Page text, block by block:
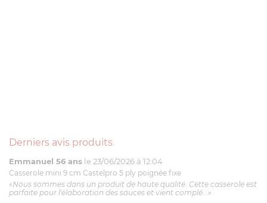
Derniers avis produits
Emmanuel 56 ans le 23/06/2026 à 12:04
Casserole mini 9 cm Castelpro 5 ply poignée fixe
«Nous sommes dans un produit de haute qualité. Cette casserole est
parfaite pour l'élaboration des sauces et vient complé...»